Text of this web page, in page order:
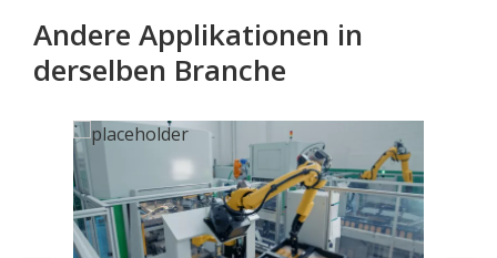
Andere Applikationen in
derselben Branche